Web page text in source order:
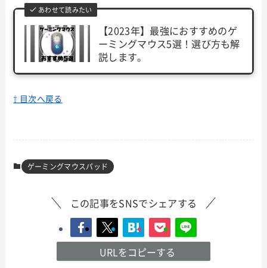
あわせて読みたい
【2023年】最強におすすめのゲ
ーミングマウス5選！選び方も解
説します。
⇧ 目次へ戻る
ゲーミングマウスパッド
この記事をSNSでシェアする
URLをコピーする